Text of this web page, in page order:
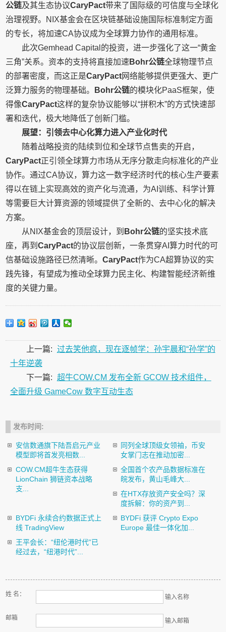
公链及其生态协议CaryPact带来了国际级的可信度与全球化
治理视野。NIX基金会在区块链基础设施国际标准制定方面
的专长，将加速CA协议成为全球算力协作的通用标准。
此次Gemhead Capital的投资，进一步强化了这一“黄金
三角”关系。资本的支持将直接加速Bohr公链全球物理节点
的部署密度，而这正是CaryPact网络能够提供更强大、更广
泛算力服务的物理基础。
Bohr公链的模块化PaaS框架，使
得像CaryPact这样的复杂协议能够以“拼积木”的方式快速部
署和迭代，极大地降低了创新门槛。
展望：引领去中心化算力进入产业化时代
随着战略投资的陆续到位和全球节点售卖的开启，
CaryPact正引领全球算力市场从无序分散走向标准化的产业
协作。通过CA协议，算力这一数字经济时代的核心生产要素
得以在链上实现高效的资产化与流通，为AI训练、科学计算
等需要巨大计算资源的领域提供了全新的、去中心化的解决
方案。
从NIX基金会的顶层设计，到 Bohr公链的坚实技术底
座，再到CaryPact的协议层创新，一条贯穿AI算力时代的可
信基础设施路径已然清晰。CaryPact作为CA超算协议的实
践先锋，有望成为推动全球算力民主化、构建智能经济新维
度的关键力量。
上一篇: 过去笑他疯，现在逐帧学：孙宇晨和“孙学”的
十年逆袭
下一篇: 超牛COW.CM 发布全新 GCOW 技术组件，
全面升级 GameCow 数字互动生态
发布时间:
安信数通旗下陆吾启元产业
模型即将首发亮相数...
同列全球顶级女领袖，币安
女掌门志在推动加密...
COW.CM超牛生态获得
LionChain 狮链资本战略
支...
全国首个农产品数据标准在
皖发布，黄山毛峰大...
在HTX存放资产安全吗？深
度拆解：你的资产到...
BYDFi 永续合约数据正式上
线 TradingView
BYDFi 获评 Crypto Expo
Europe 最佳一体化加...
王平会长：“纽伦港时代”已
经过去，“纽港时代”...
姓 名： 输入名称
邮箱 输入邮箱